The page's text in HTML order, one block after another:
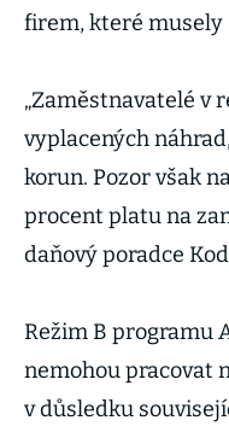
firem, které musely
„Zaměstnavatelé v
vyplacených
korun. Pozor však
procent platu na
daňový poradce
Režim B programu
nemohou pracovat
v důsledku